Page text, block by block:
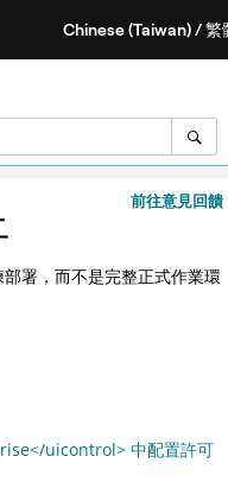
前往意見回饋
署，而不是完整正式作業環
uicontrol> 中配置許可